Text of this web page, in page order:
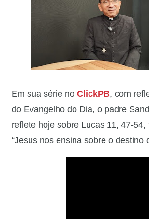
Em sua série no ClickPB, com
do Evangelho do Dia, o padre
reflete hoje sobre Lucas 11, 47-54,
“Jesus nos ensina sobre o destino